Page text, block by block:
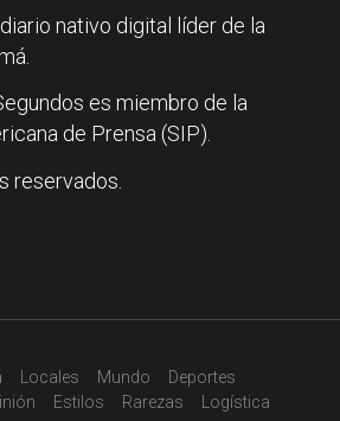
nativo digital líder de la
es miembro de la
de Prensa (SIP).
reservados.
Locales Mundo
Deportes
Estilos Rarezas Logística